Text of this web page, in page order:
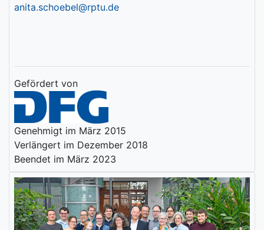
anita.schoebel@rptu.de
Gefördert von
Genehmigt im März 2015
Verlängert im Dezember 2018
Beendet im März 2023